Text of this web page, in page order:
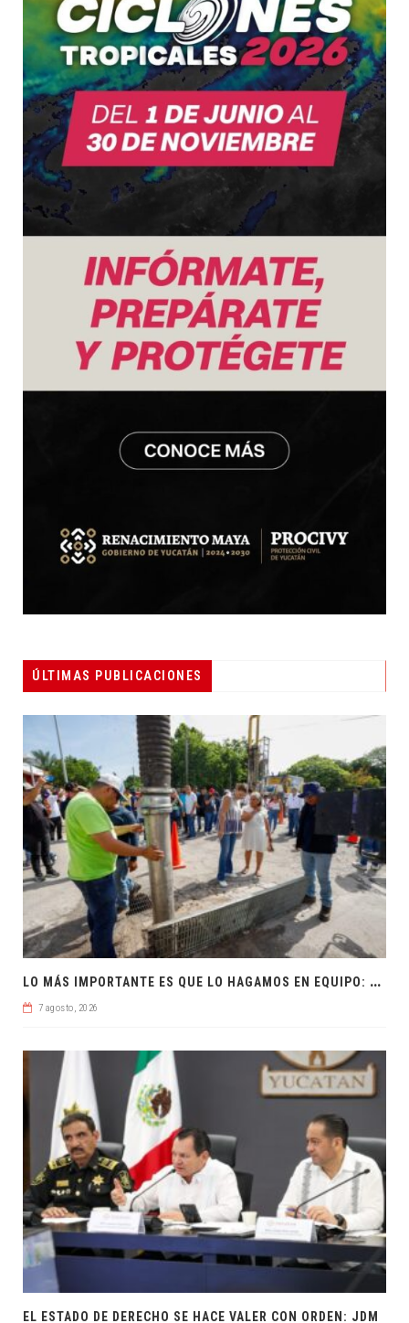
ÚLTIMAS PUBLICACIONES
L
O MÁS IMPORTANTE ES QUE LO HAGAMOS EN EQUIPO: CPL
7 agosto, 2026
EL ESTADO DE DERECHO SE HACE VALER CON ORDEN: JDM